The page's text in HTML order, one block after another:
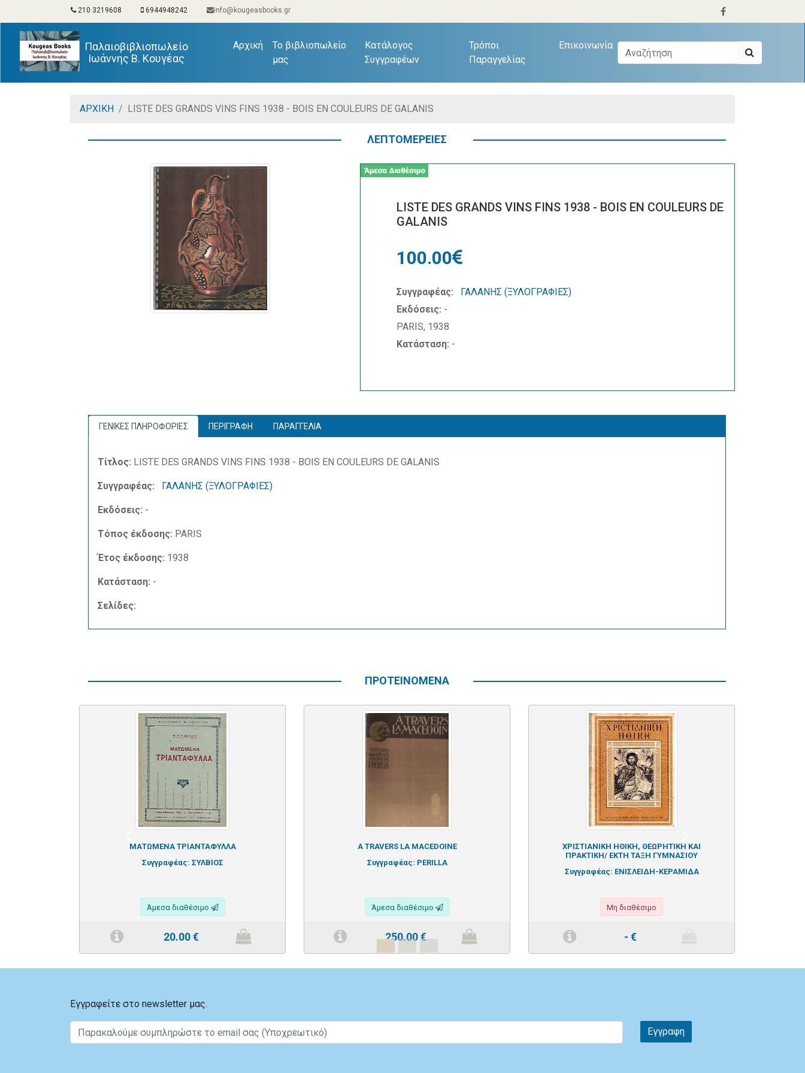
210 3219608 6944948242 info@kougeasbooks.gr
Παλαιοβιβλιοπωλείο
Ιωάννης Β. Κουγέας
Αρχική(current)
Το βιβλιοπωλείο
μας
Κατάλογος
Συγγραφέων
Τρόποι
Παραγγελίας
Επικοινωνία
ΑΡΧΙΚΗ LISTE DES GRANDS VINS FINS 1938 - BOIS EN COULEURS DE GALANIS
ΛΕΠΤΟΜΕΡΕΙΕΣ
LISTE DES GRANDS VINS FINS 1938 - BOIS EN COULEURS DE
GALANIS
100.00
Συγγραφέας:
ΓΑΛΑΝΗΣ (ΞΥΛΟΓΡΑΦΙΕΣ)
Εκδόσεις: -
PARIS, 1938
Κατάσταση: -
ΓΕΝΙΚΕΣ ΠΛΗΡΟΦΟΡΙΕΣ ΠΕΡΙΓΡΑΦΗ ΠΑΡΑΓΓΕΛΙΑ
Τίτλος: LISTE DES GRANDS VINS FINS 1938 - BOIS EN COULEURS DE GALANIS
Συγγραφέας: ΓΑΛΑΝΗΣ (ΞΥΛΟΓΡΑΦΙΕΣ)
Εκδόσεις: -
Τόπος έκδοσης: PARIS
Έτος έκδοσης: 1938
Κατάσταση: -
Σελίδες:
ΠΡΟΤΕΙΝΟΜΕΝΑ
ΜΑΤΩΜΕΝΑ ΤΡΙΑΝΤΑΦΥΛΛΑ
Συγγραφέας: ΣΥΛΒΙΟΣ
Άμεσα διαθέσιμο
20.00€
A TRAVERS LA MACEDOINE
Συγγραφέας: PERILLA
Άμεσα διαθέσιμο
250.00€
ΧΡΙΣΤΙΑΝΙΚΗ ΗΘΙΚΗ, ΘΕΩΡΗΤΙΚΗ ΚΑΙ
ΠΡΑΚΤΙΚΗ/ ΕΚΤΗ ΤΑΞΗ ΓΥΜΝΑΣΙΟΥ
Συγγραφέας: ΕΝΙΣΛΕΙΔΗ-ΚΕΡΑΜΙΔΑ
Μη διαθέσιμο
- €
Previous Next
Εγγραφείτε στο newsletter μας.
Εγγραφη